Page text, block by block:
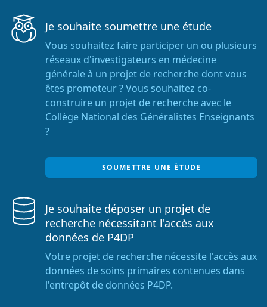
Je souhaite soumettre une étude
Vous souhaitez faire participer un ou plusieurs
réseaux d'investigateurs en médecine
générale à un projet de recherche dont vous
êtes promoteur ? Vous souhaitez co-
construire un projet de recherche avec le
Collège National des Généralistes Enseignants
?
SOUMETTRE UNE ÉTUDE
Je souhaite déposer un projet de
recherche nécessitant l'accès aux
données de P4DP
Votre projet de recherche nécessite l'accès aux
données de soins primaires contenues dans
l'entrepôt de données P4DP.